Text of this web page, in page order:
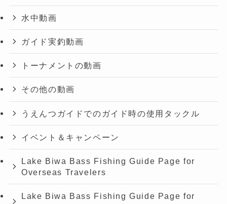
水中動画
ガイド実釣動画
トーナメントの動画
その他の動画
うえんつガイドでのガイド時の使用タックル
イベント＆キャンペーン
Lake Biwa Bass Fishing Guide Page for
Overseas Travelers
Lake Biwa Bass Fishing Guide Page for